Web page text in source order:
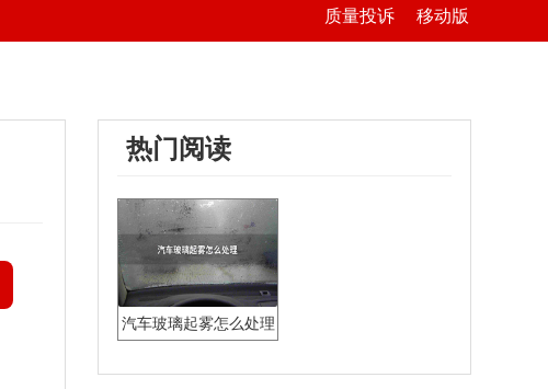
质量投诉 移动版
热门阅读
汽车玻璃起雾怎么处理